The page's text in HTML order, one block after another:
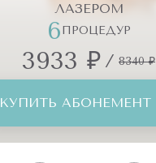
ЛАЗЕРОМ
6ПРОЦЕДУР
3933 ₽ / 8340 ₽
КУПИТЬ АБОНЕМЕНТ